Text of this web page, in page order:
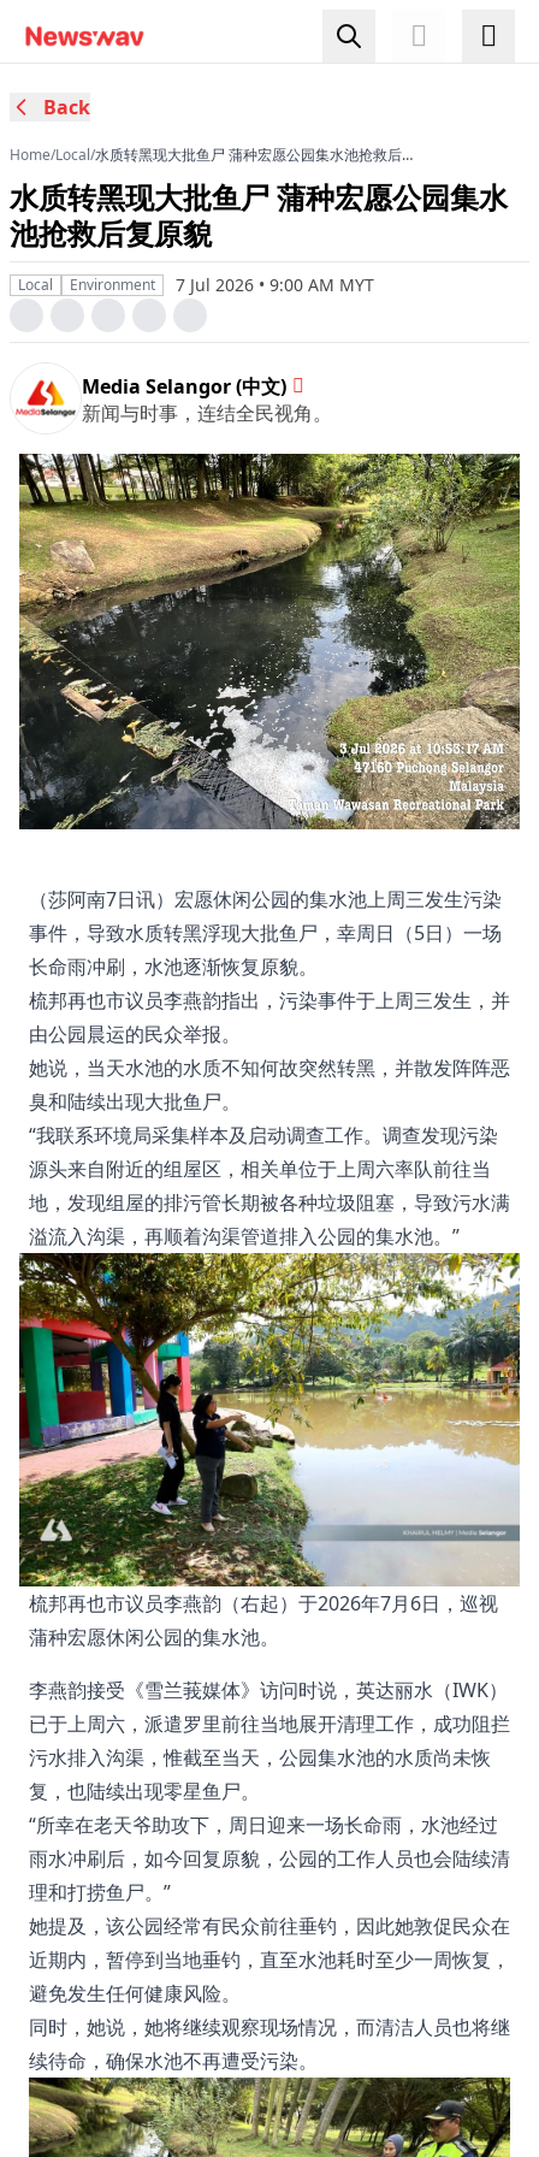
Back
Home/Local/水质转黑现大批鱼尸 蒲种宏愿公园集水池抢救后复
水质转黑现大批鱼尸 蒲种宏愿公园集水
池抢救后复原貌
Local Environment 7 Jul 2026 • 9:00 AM MYT
Media Selangor (中文)
新闻与时事，连结全民视角。
（莎阿南7日讯）宏愿休闲公园的集水池上周三发生污染
事件，导致水质转黑浮现大批鱼尸，幸周日（5日）一场
长命雨冲刷，水池逐渐恢复原貌。
梳邦再也市议员李燕韵指出，污染事件于上周三发生，并
由公园晨运的民众举报。
她说，当天水池的水质不知何故突然转黑，并散发阵阵恶
臭和陆续出现大批鱼尸。
“我联系环境局采集样本及启动调查工作。调查发现污染
源头来自附近的组屋区，相关单位于上周六率队前往当
地，发现组屋的排污管长期被各种垃圾阻塞，导致污水满
溢流入沟渠，再顺着沟渠管道排入公园的集水池。”
梳邦再也市议员李燕韵（右起）于2026年7月6日，巡视
蒲种宏愿休闲公园的集水池。
李燕韵接受《雪兰莪媒体》访问时说，英达丽水（IWK）
已于上周六，派遣罗里前往当地展开清理工作，成功阻拦
污水排入沟渠，惟截至当天，公园集水池的水质尚未恢
复，也陆续出现零星鱼尸。
“所幸在老天爷助攻下，周日迎来一场长命雨，水池经过
雨水冲刷后，如今回复原貌，公园的工作人员也会陆续清
理和打捞鱼尸。”
她提及，该公园经常有民众前往垂钓，因此她敦促民众在
近期内，暂停到当地垂钓，直至水池耗时至少一周恢复，
避免发生任何健康风险。
同时，她说，她将继续观察现场情况，而清洁人员也将继
续待命，确保水池不再遭受污染。